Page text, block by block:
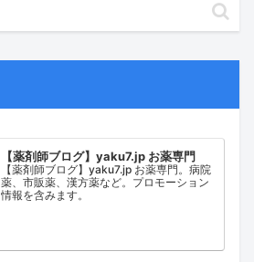
【薬剤師ブログ】yaku7.jp お薬専門
【薬剤師ブログ】yaku7.jp お薬専門。病院
薬、市販薬、漢方薬など。プロモーション
情報を含みます。